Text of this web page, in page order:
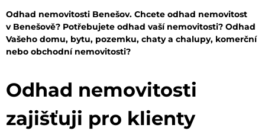
Odhad nemovitosti Benešov. Chcete odhad nemovitost
v Benešově? Potřebujete odhad vaší nemovitosti? Odhad
Vašeho domu, bytu, pozemku, chaty a chalupy, komerční
nebo obchodní nemovitosti?
Odhad nemovitosti
zajišťuji pro klienty